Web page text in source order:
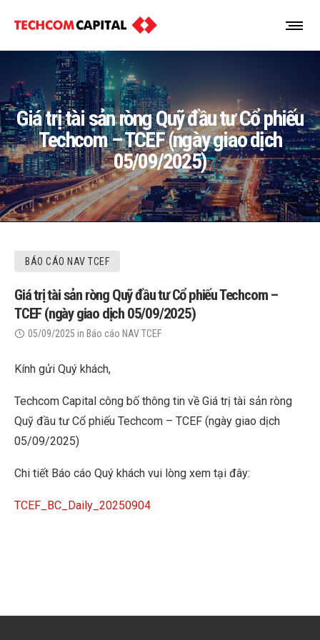
Giá trị tài sản ròng Quỹ đầu tư Cổ phiếu
Techcom – TCEF (ngày giao dịch
05/09/2025)
BÁO CÁO NAV TCEF
Giá trị tài sản ròng Quỹ đầu tư Cổ phiếu Techcom –
TCEF (ngày giao dịch 05/09/2025)
05/09/2025 in Báo cáo NAV TCEF
Kính gửi Quý khách,
Techcom Capital công bố thông tin về Giá trị tài sản ròng
Quỹ đầu tư Cổ phiếu Techcom – TCEF (ngày giao dịch
05/09/2025)
Chi tiết Báo cáo Quý khách vui lòng xem tại đây:
TCEF_BC_Daily_20250904